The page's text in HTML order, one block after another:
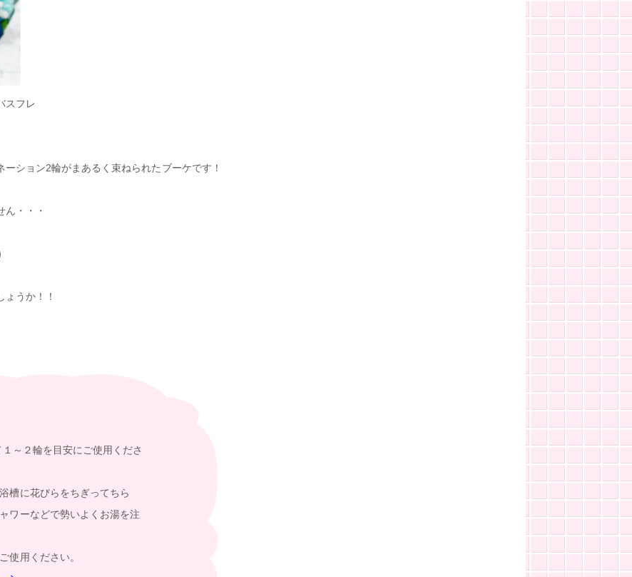
スフレ
ション2輪がまあるく束ねられたブーケです！
ん・・・
うか！！
～２輪を目安にご使用くださ
槽に花びらをちぎってちら
ワーなどで勢いよくお湯を注
使用ください。